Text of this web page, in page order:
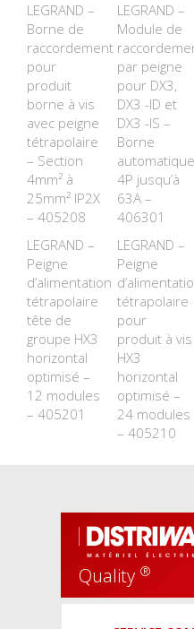
LEGRAND –
Borne de
raccordement
pour
produit
borne à vis
avec peigne
tétrapolaire
– Section
4mm² à
25mm² IP2X
– 405208
LEGRAND –
Peigne
d’alimentation
tétrapolaire
tête de
groupe HX3
horizontal
optimisé –
12 modules
– 405201
LEGRAND –
Module de
par peigne
pour DX3,
DX3 -ID et
DX3 -IS –
Borne
automatique
4P jusqu’à
63A –
406301
LEGRAND –
Peigne
tétrapolaire
pour
produit à vis
HX3
horizontal
optimisé –
24 modules
– 405210
Quality ®